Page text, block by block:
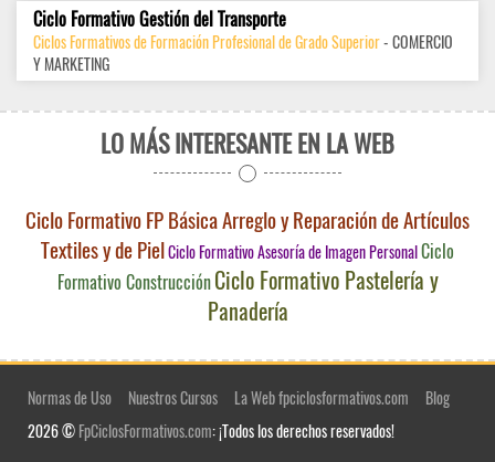
Ciclo Formativo Gestión del Transporte
Ciclos Formativos de Formación Profesional de Grado Superior- COMERCIO
Y MARKETING
LO MÁS INTERESANTE EN LA WEB
Ciclo Formativo FP Básica Arreglo y Reparación de Artículos
Textiles y de PielCiclo Formativo Asesoría de Imagen PersonalCiclo
Formativo ConstrucciónCiclo Formativo Pastelería y
Panadería
Normas de Uso Nuestros Cursos La Web fpciclosformativos.com
Blog
2026 ©FpCiclosFormativos.com: ¡Todos los derechos reservados!